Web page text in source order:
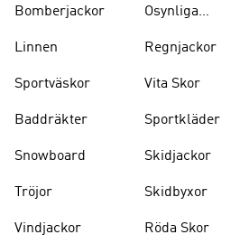
Bomberjackor
Linnen
Sportväskor
Baddräkter
Snowboard
Tröjor
Vindjackor
Osynliga
Regnjackor
Vita Skor
Sportkläder
Skidjackor
Skidbyxor
Röda Skor